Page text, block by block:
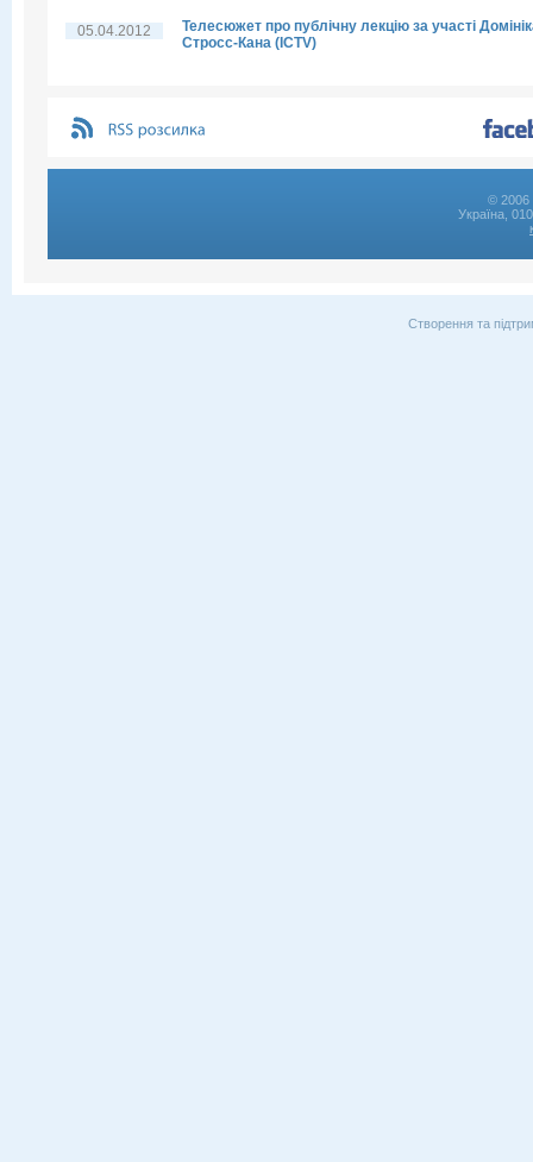
05.04.2012
Телесюжет про публічну лекцію за участі
Стросс-Кана (ICTV)
© 2006
Україна,
Створення та